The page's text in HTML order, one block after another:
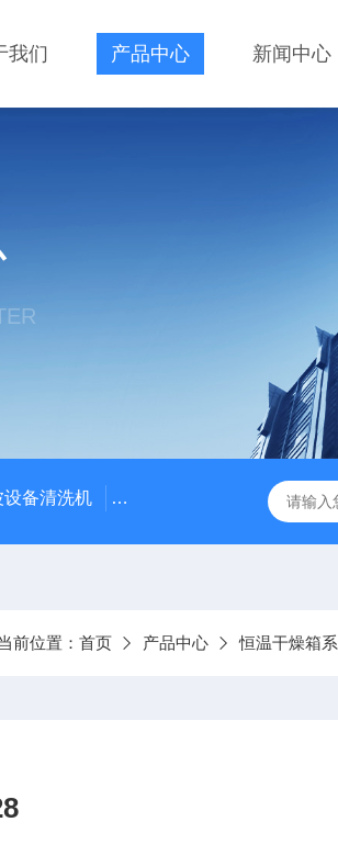
我们 产品中心 新闻中心
设备清洗机 数控超声波清洗机1001A
前位置： 首页 产品中心 恒温干燥箱系